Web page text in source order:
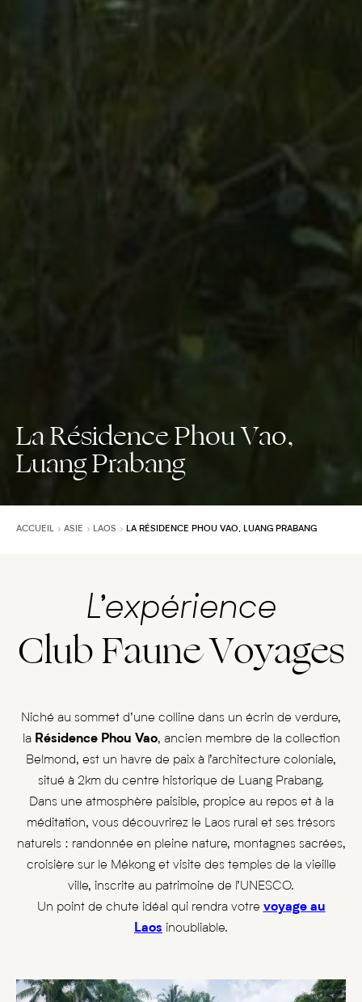
La Résidence Phou Vao,
Luang Prabang
ACCUEIL ASIE LAOS LA RÉSIDENCE PHOU VAO, LUANG PRABANG
L’expérience
Club Faune Voyages
Niché au sommet d’une colline dans un écrin de verdure,
la Résidence Phou Vao, ancien membre de la collection
Belmond, est un havre de paix à l’architecture coloniale,
situé à 2km du centre historique de Luang Prabang.
Dans une atmosphère paisible, propice au repos et à la
méditation, vous découvrirez le Laos rural et ses trésors
naturels : randonnée en pleine nature, montagnes sacrées,
croisière sur le Mékong et visite des temples de la vieille
ville, inscrite au patrimoine de l’UNESCO.
Un point de chute idéal qui rendra votre voyage au
Laos inoubliable.